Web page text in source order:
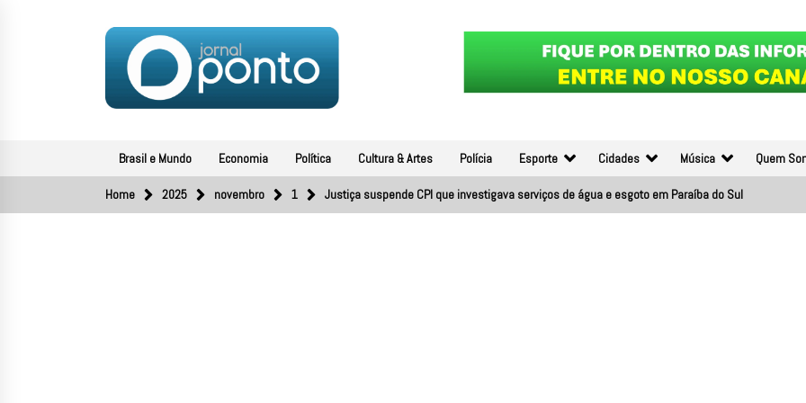
Brasil e Mundo Economia Política Cultura & Artes Polícia Esporte Cidades Música Quem
Home 2025 novembro 1 Justiça suspende CPI que investigava serviços de água e esgoto em Paraíba do Sul